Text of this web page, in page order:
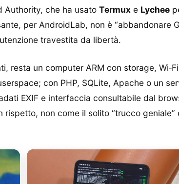
Authority, che ha usato Termux e Lychee
per AndroidLab, non è “abbandonare
travestita da libertà.
resta un computer ARM con storage,
con PHP, SQLite, Apache o un
EXIF e interfaccia consultabile dal
non come il solito “trucco geniale”